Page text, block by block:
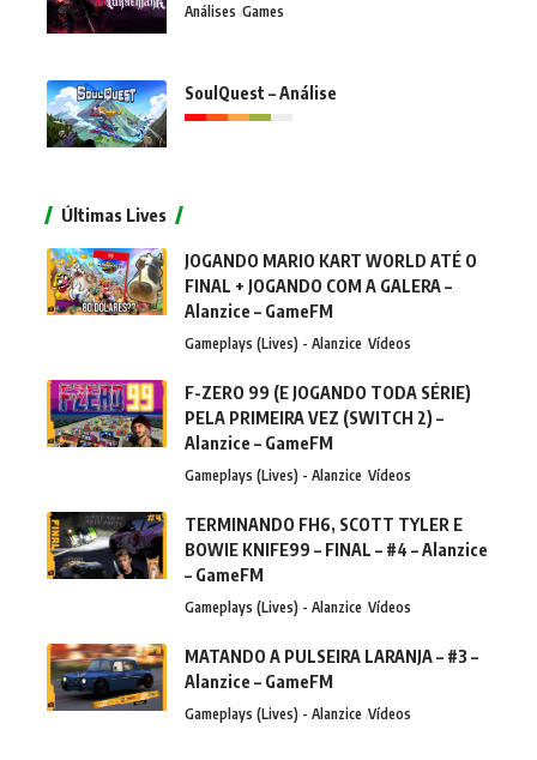
Análises Games
SoulQuest – Análise
Últimas Lives
JOGANDO MARIO KART WORLD ATÉ O
FINAL + JOGANDO COM A GALERA –
Alanzice – GameFM
Gameplays (Lives) - Alanzice Vídeos
F-ZERO 99 (E JOGANDO TODA SÉRIE)
PELA PRIMEIRA VEZ (SWITCH 2) –
Alanzice – GameFM
Gameplays (Lives) - Alanzice Vídeos
TERMINANDO FH6, SCOTT TYLER E
BOWIE KNIFE99 – FINAL – #4 – Alanzice
– GameFM
Gameplays (Lives) - Alanzice Vídeos
MATANDO A PULSEIRA LARANJA – #3 –
Alanzice – GameFM
Gameplays (Lives) - Alanzice Vídeos